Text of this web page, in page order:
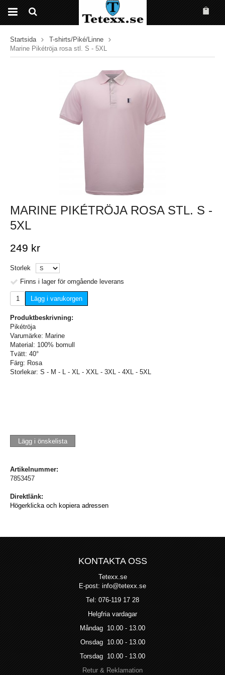
Startsida
T-shirts/Piké/Linne
Marine Pikétröja rosa stl. S - 5XL
MARINE PIKÉTRÖJA ROSA STL. S -
5XL
249 kr
Storlek
Finns i lager för omgående leverans
Lägg i varukorgen
Produktbeskrivning:
Pikétröja
Varumärke: Marine
Material: 100% bomull
Tvätt: 40°
Färg: Rosa
Storlekar: S - M - L - XL - XXL - 3XL - 4XL - 5XL
Lägg i önskelista
Artikelnummer:
7853457
Direktlänk:
Högerklicka och kopiera adressen
KONTAKTA OSS
Tetexx.se
E-post: info@tetexx.se
Tel: 076-119 17 28
Helgfria vardagar
Måndag 10.00 - 13.00
Onsdag 10.00 - 13.00
Torsdag 10.00 - 13.00
Retur & Reklamation